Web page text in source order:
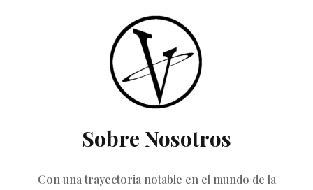
Sobre Nosotros
Con una trayectoria notable en el mundo de la